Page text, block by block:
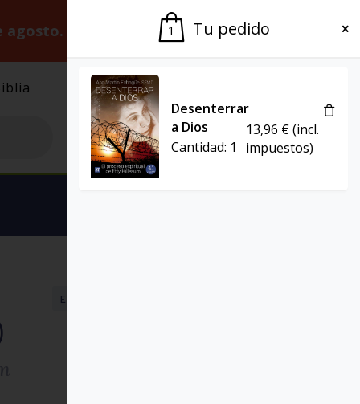
agosto. Gracias por la paciencia.
El Grupo
EBOOK
1 Tu pedido
Desenterrar
a Dios
Cantidad: 1
13,96 €(incl.
impuestos)